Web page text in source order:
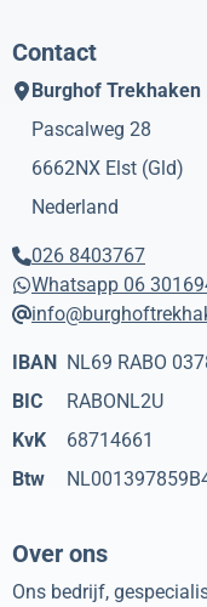
Contact
Burghof Trekhaken
Pascalweg 28
6662NX Elst (Gld)
Nederland
026 8403767
Whatsapp 06
IBAN NL69 RABO
BIC
RABONL2U
KvK
68714661
Btw
Over ons
Ons bedrijf,